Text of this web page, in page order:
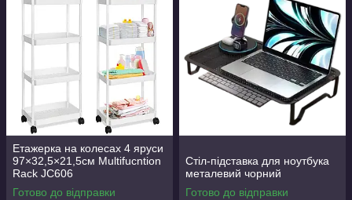
Етажерка на колесах 4 яруси
97×32,5×21,5см Multifucntion
Rack JC606
Готово до відправки
Стіл-підставка для ноутбука
металевий чорний
Готово до відправки